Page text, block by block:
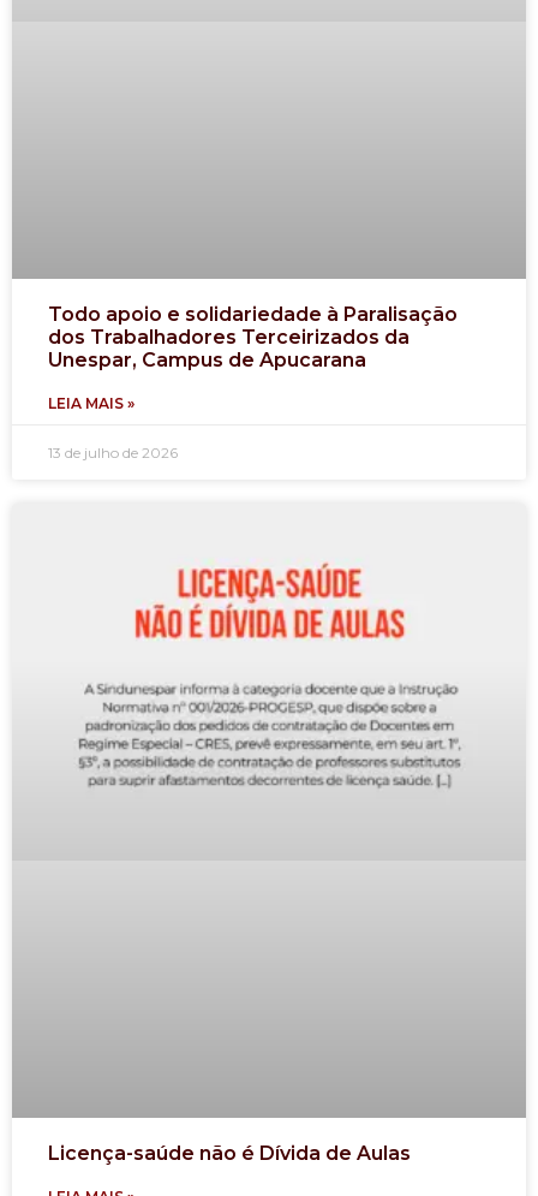
Todo apoio e solidariedade à Paralisação
dos Trabalhadores Terceirizados da
Unespar, Campus de Apucarana
LEIA MAIS »
13 de julho de 2026
Licença-saúde não é Dívida de Aulas